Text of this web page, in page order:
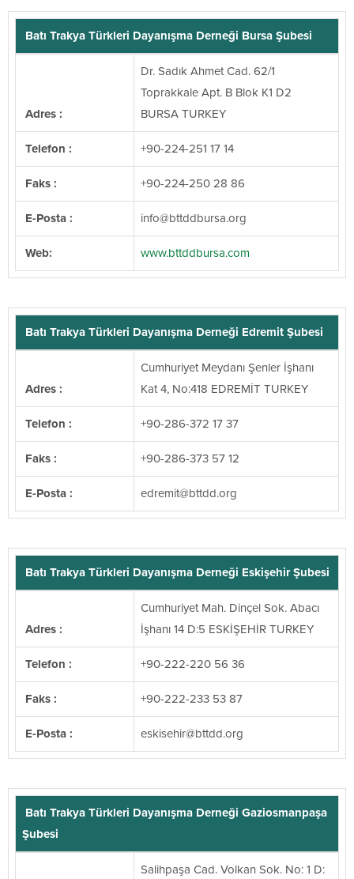
Batı Trakya Türkleri Dayanışma Derneği Bursa Şubesi
Adres :
Dr. Sadık Ahmet Cad. 62/1
Toprakkale Apt. B Blok K1 D2
BURSA TURKEY
Telefon : +90-224-251 17 14
Faks : +90-224-250 28 86
E-Posta : gro.asrubddttb
@ofni
Web: www.bttddbursa.com
Batı Trakya Türkleri Dayanışma Derneği Edremit Şubesi
Adres :
Cumhuriyet Meydanı Şenler İşhanı
Kat 4, No:418 EDREMİT TURKEY
Telefon : +90-286-372 17 37
Faks : +90-286-373 57 12
E-Posta : gro.ddttb
@timerde
Batı Trakya Türkleri Dayanışma Derneği Eskişehir Şubesi
Adres :
Cumhuriyet Mah. Dinçel Sok. Abacı
İşhanı 14 D:5 ESKİŞEHİR TURKEY
Telefon : +90-222-220 56 36
Faks : +90-222-233 53 87
E-Posta : gro.ddttb
@rihesikse
Batı Trakya Türkleri Dayanışma Derneği Gaziosmanpaşa
Şubesi
Salihpaşa Cad. Volkan Sok. No: 1 D: